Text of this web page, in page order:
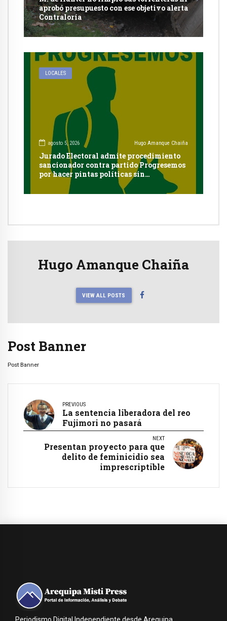
aprobó presupuesto con ese objetivo alerta
Contraloría
LOCALES
agosto 5, 2026 Hugo Amanque Chaiña
Jurado Electoral admite procedimiento
sancionador contra partido Progresemos
por hacer pintas políticas sin
autorización en Cayma
Hugo Amanque Chaiña
VIEW ALL POSTS
Post Banner
Post Banner
PREVIOUS
La sentencia liberadora del reo
Fujimori no pasará
NEXT
Presentan proyecto para que
delito de feminicidio sea
imprescriptible
Periodismo Digital Independiente desde Arequipa